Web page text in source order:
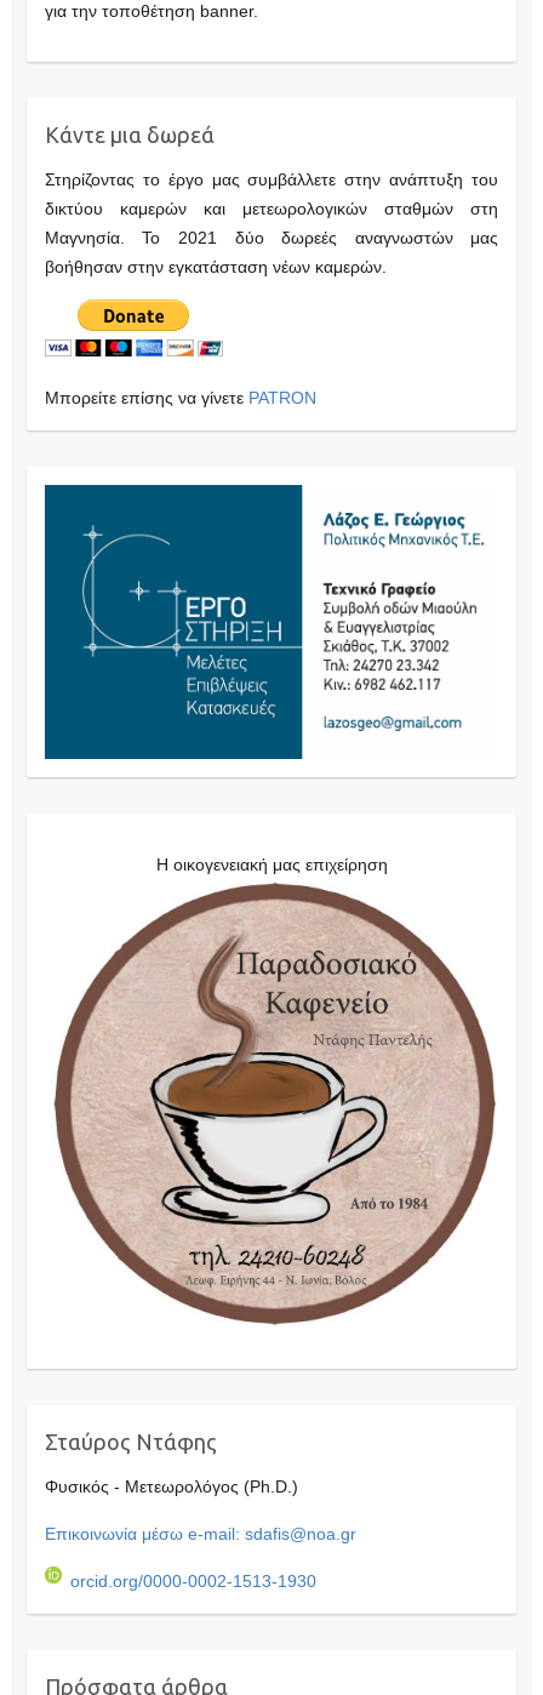
για την τοποθέτηση banner.
Κάντε μια δωρεά
Στηρίζοντας το έργο μας συμβάλλετε στην ανάπτυξη του
δικτύου καμερών και μετεωρολογικών σταθμών στη
Μαγνησία. Το 2021 δύο δωρεές αναγνωστών μας
βοήθησαν στην εγκατάσταση νέων καμερών.
Μπορείτε επίσης να γίνετε PATRON
Η οικογενειακή μας επιχείρηση
Σταύρος Ντάφης
Φυσικός - Μετεωρολόγος (Ph.D.)
Επικοινωνία μέσω e-mail: sdafis@noa.gr
orcid.org/0000-0002-1513-1930
Πρόσφατα άρθρα